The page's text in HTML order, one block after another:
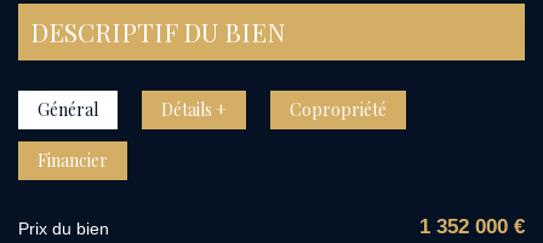
DESCRIPTIF DU BIEN
Général Détails + Copropriété
Financier
Prix du bien 1 352 000 €